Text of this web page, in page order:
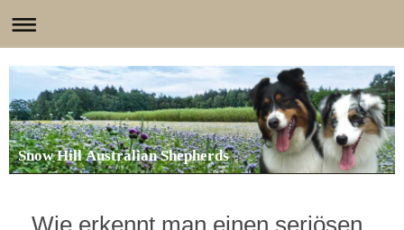
Snow Hill Australian Shepherds
Wie erkennt man einen seriösen